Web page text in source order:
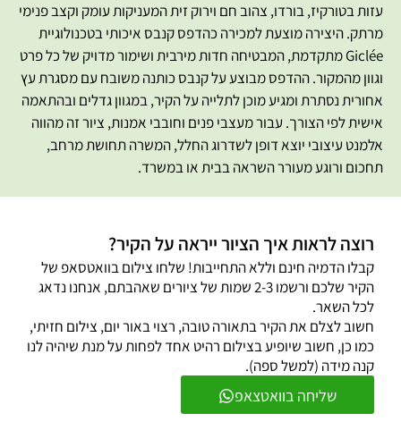
עזות בטורקיז, בורדו, צהוב חם וירוק זית המעניקות עומק וקצב פנימי
מרתק. היצירה מוצעת למכירה כהדפס קנבס איכותי בטכנולוגיית
Giclée מתקדמת, המבטיחה חדות מירבית ושימור מדויק של כל פרט
וגוון מהמקור. ההדפס מבוצע על קנבס כותנה משובח עם מסגרת עץ
אחורית נסתרת ומגיע מוכן לתלייה על הקיר, במגוון גדלים ובהתאמה
אישית לפי הצורך. עבור מעצבי פנים וחובבי אמנות, ציור זה מהווה
אלמנט עיצובי יוצא דופן לשדרוג החלל, המשרה תחושת מרחב,
תחכום ורוגע מעורר השראה בבית או במשרד.
שליחה בוואטצאפ
רוצה לראות איך הציור ייראה על הקיר?
קבלו הדמיה חינם וללא התחייבות! שלחו צילום בוואטסאפ של
הקיר שלכם ורשמו 2-3 שמות של ציורים שאהבתם, אנחנו נדאג
לכל השאר.
חשוב לצלם את הקיר בתאורה טובה, רצוי באור יום, צילום חזיתי,
כמו כן, חשוב שיופיע בצילום רהיט אחד לפחות על מנת שיהיה לנו
קנה מידה (למשל ספה).